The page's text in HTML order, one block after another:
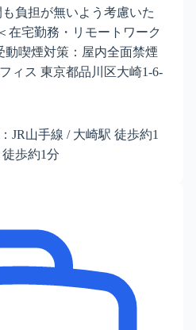
負担が無いよう考慮いた
在宅勤務・リモートワーク
動喫煙対策：屋内全面禁煙
ィス 東京都品川区大崎1-6-
JR山手線 / 大崎駅 徒歩約1
歩約1分